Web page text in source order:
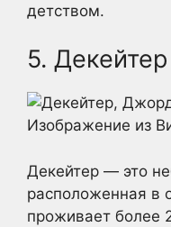
детством.
5. Декейтер
Изображение из
Декейтер — это
расположенная в
проживает более